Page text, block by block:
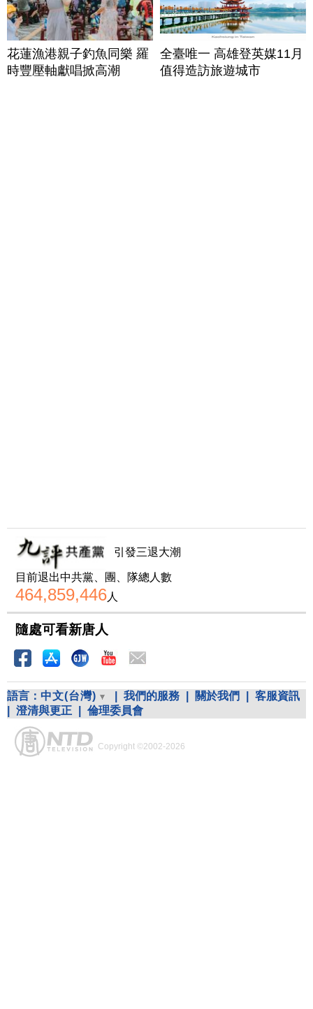
花蓮漁港親子釣魚同樂 羅
時豐壓軸獻唱掀高潮
全臺唯一 高雄登英媒11月
值得造訪旅遊城市
引發三退大潮
目前退出中共黨、團、隊總人數
464,859,446人
隨處可看新唐人
語言： 中文(台灣) 我們的服務 關於我們
客服資訊
澄清與更正 倫理委員會
Copyright ©2002-2026